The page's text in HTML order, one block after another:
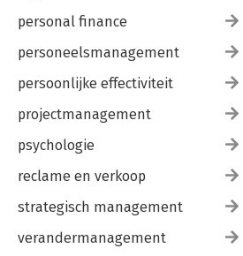
personal finance
personeelsmanagement
persoonlijke effectiviteit
projectmanagement
psychologie
reclame en verkoop
strategisch management
verandermanagement